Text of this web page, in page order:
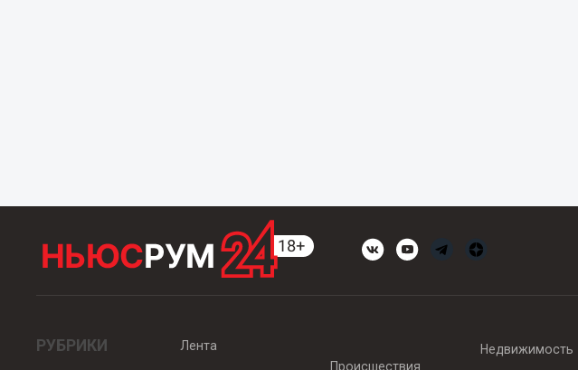
РУБРИКИ
Лента
Происшествия
Недвижимость